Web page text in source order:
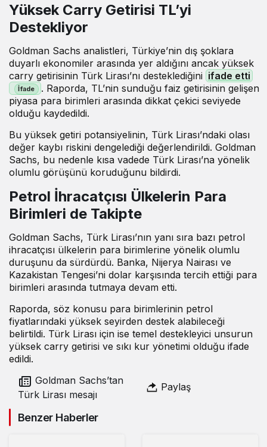
Yüksek Carry Getirisi TL’yi
Destekliyor
Goldman Sachs analistleri, Türkiye’nin dış şoklara
duyarlı ekonomiler arasında yer aldığını ancak yüksek
carry getirisinin Türk Lirası’nı desteklediğini ifade etti
. Raporda, TL’nin sunduğu faiz getirisinin gelişen
piyasa para birimleri arasında dikkat çekici seviyede
olduğu kaydedildi.
Bu yüksek getiri potansiyelinin, Türk Lirası’ndaki olası
değer kaybı riskini dengelediği değerlendirildi. Goldman
Sachs, bu nedenle kısa vadede Türk Lirası’na yönelik
olumlu görüşünü koruduğunu bildirdi.
Petrol İhracatçısı Ülkelerin Para
Birimleri de Takipte
Goldman Sachs, Türk Lirası’nın yanı sıra bazı petrol
ihracatçısı ülkelerin para birimlerine yönelik olumlu
duruşunu da sürdürdü. Banka, Nijerya Nairası ve
Kazakistan Tengesi’ni dolar karşısında tercih ettiği para
birimleri arasında tutmaya devam etti.
Raporda, söz konusu para birimlerinin petrol
fiyatlarındaki yüksek seyirden destek alabileceği
belirtildi. Türk Lirası için ise temel destekleyici unsurun
yüksek carry getirisi ve sıkı kur yönetimi olduğu ifade
edildi.
Goldman Sachs’tan
Türk Lirası mesajı
Paylaş
Benzer Haberler